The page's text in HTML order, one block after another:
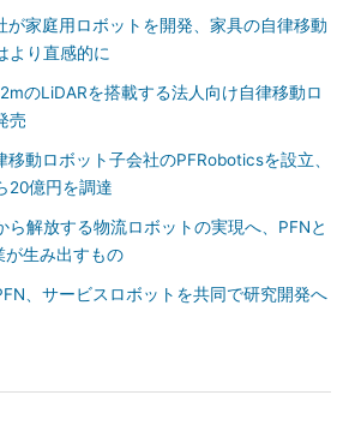
が家庭用ロボットを開発、家具の自律移動
より直感的に
のLiDARを搭載する法人向け自律移動ロ
売
移動ロボット子会社のPFRoboticsを設立、
20億円を調達
ら解放する物流ロボットの実現へ、PFNと
が生み出すもの
、サービスロボットを共同で研究開発へ